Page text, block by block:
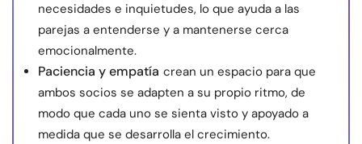
necesidades e inquietudes, lo que ayuda a las
parejas a entenderse y a mantenerse cerca
emocionalmente.
Paciencia y empatía crean un espacio para que
ambos socios se adapten a su propio ritmo, de
modo que cada uno se sienta visto y apoyado a
medida que se desarrolla el crecimiento.